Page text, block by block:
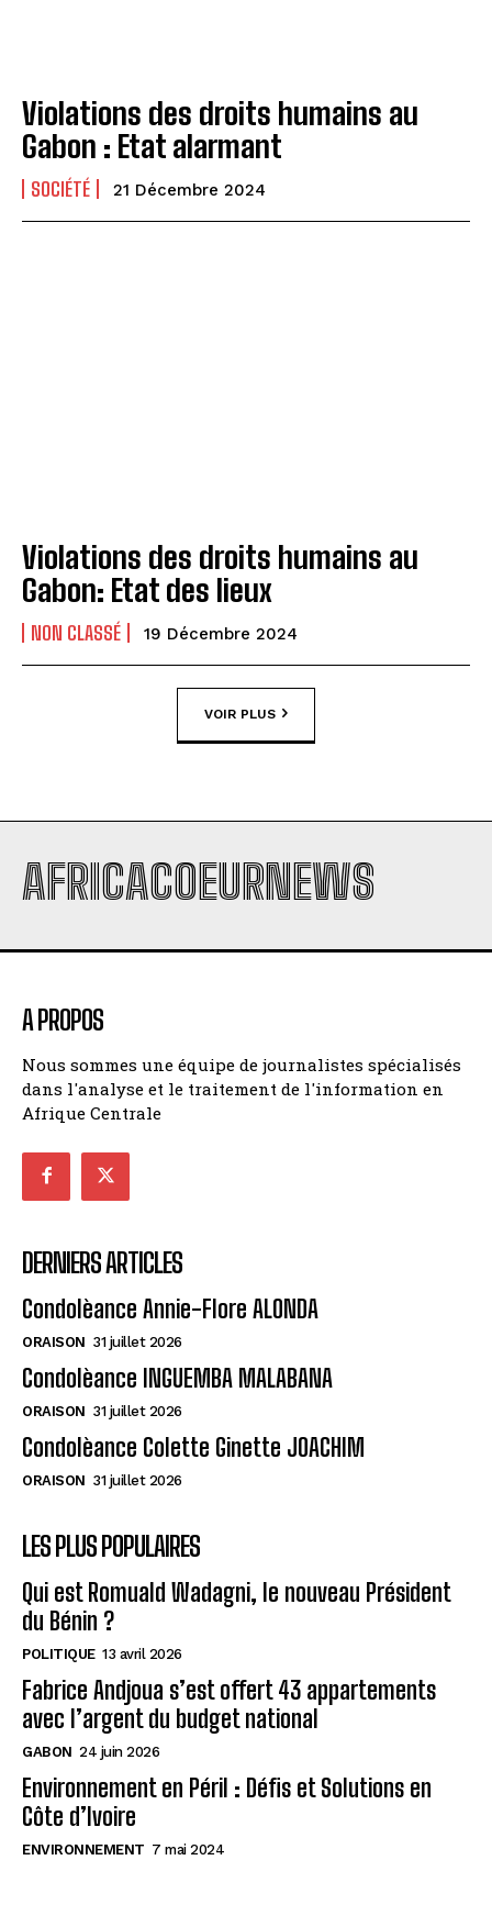
Violations des droits humains au
Gabon : Etat alarmant
SOCIÉTÉ 21 Décembre 2024
Violations des droits humains au
Gabon: Etat des lieux
NON CLASSÉ 19 Décembre 2024
VOIR PLUS
AFRICACOEURNEWS
A PROPOS
Nous sommes une équipe de journalistes spécialisés
dans l'analyse et le traitement de l'information en
Afrique Centrale
DERNIERS ARTICLES
Condolèance Annie-Flore ALONDA
ORAISON 31 juillet 2026
Condolèance INGUEMBA MALABANA
ORAISON 31 juillet 2026
Condolèance Colette Ginette JOACHIM
ORAISON 31 juillet 2026
LES PLUS POPULAIRES
Qui est Romuald Wadagni, le nouveau Président
du Bénin ?
POLITIQUE 13 avril 2026
Fabrice Andjoua s’est offert 43 appartements
avec l’argent du budget national
GABON 24 juin 2026
Environnement en Péril : Défis et Solutions en
Côte d’Ivoire
ENVIRONNEMENT 7 mai 2024